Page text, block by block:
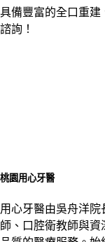
具備豐富的全口重建
諮詢！
桃園用心牙醫
用心牙醫由吳舟洋
師、口腔衛教師與